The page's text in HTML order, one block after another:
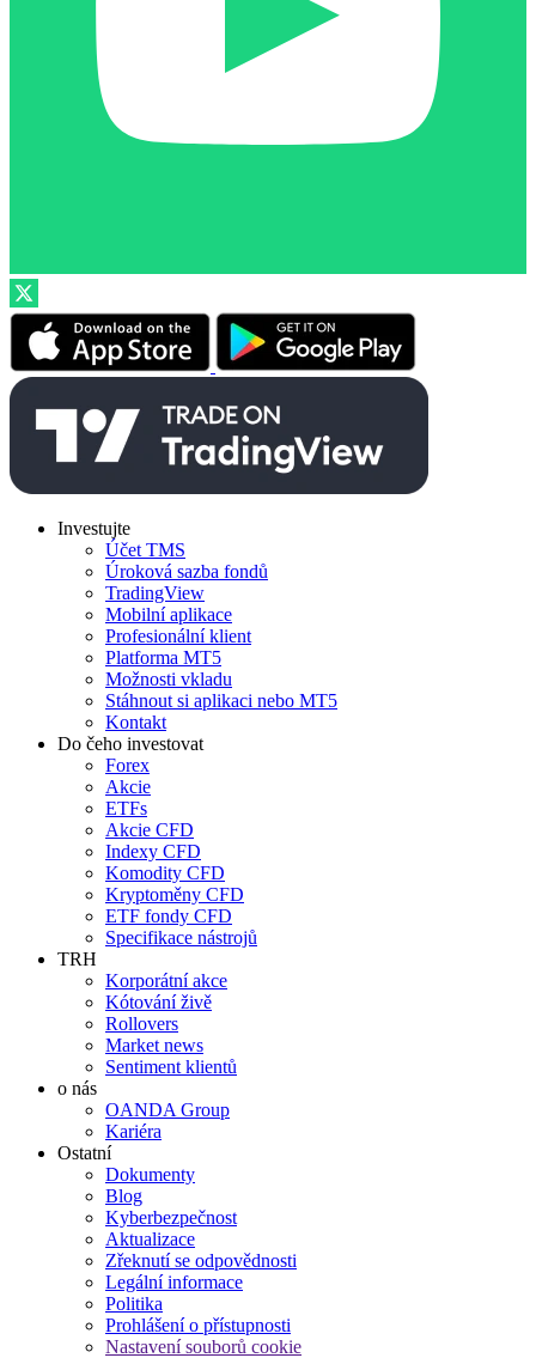
Investujte
Účet TMS
Úroková sazba fondů
TradingView
Mobilní aplikace
Profesionální klient
Platforma MT5
Možnosti vkladu
Stáhnout si aplikaci nebo MT5
Kontakt
Do čeho investovat
Forex
Akcie
ETFs
Akcie CFD
Indexy CFD
Komodity CFD
Kryptoměny CFD
ETF fondy CFD
Specifikace nástrojů
TRH
Korporátní akce
Kótování živě
Rollovers
Market news
Sentiment klientů
o nás
OANDA Group
Kariéra
Ostatní
Dokumenty
Blog
Kyberbezpečnost
Aktualizace
Zřeknutí se odpovědnosti
Legální informace
Politika
Prohlášení o přístupnosti
Nastavení souborů cookie